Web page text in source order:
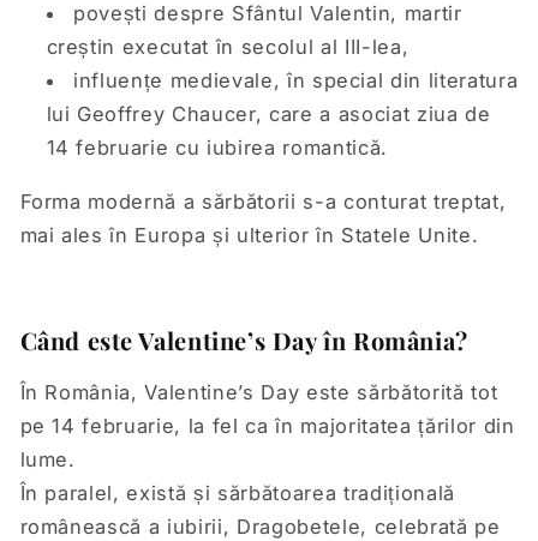
povești despre Sfântul Valentin, martir
creștin executat în secolul al III-lea,
influențe medievale, în special din literatura
lui Geoffrey Chaucer, care a asociat ziua de
14 februarie cu iubirea romantică.
Forma modernă a sărbătorii s-a conturat treptat,
mai ales în Europa și ulterior în Statele Unite.
Când este Valentine’s Day în România?
În România, Valentine’s Day este sărbătorită tot
pe 14 februarie, la fel ca în majoritatea țărilor din
lume.
În paralel, există și sărbătoarea tradițională
românească a iubirii, Dragobetele, celebrată pe